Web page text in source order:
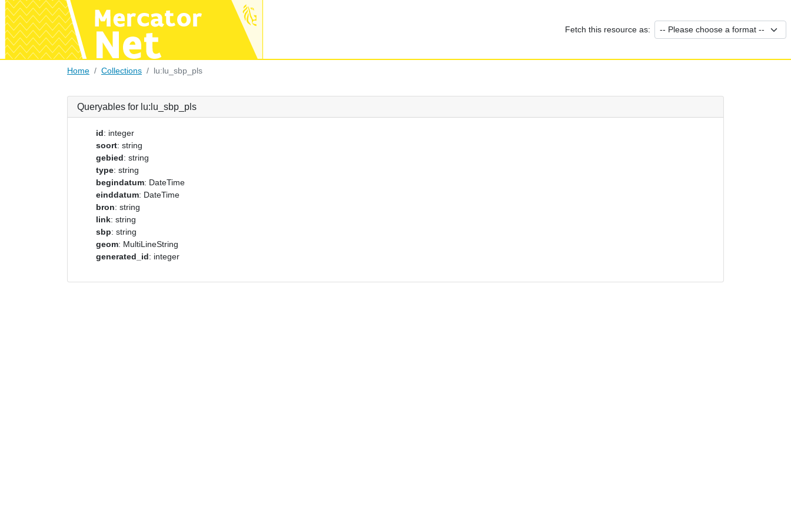
Fetch this resource as:
Home Collections lu:lu_sbp_pls
Queryables for lu:lu_sbp_pls
id: integer
soort: string
gebied: string
type: string
begindatum: DateTime
einddatum: DateTime
bron: string
link: string
sbp: string
geom: MultiLineString
generated_id: integer